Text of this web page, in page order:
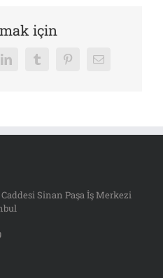
için
LinkedInTumblrPinterest
E-
Sinan Paşa İş Merkezi